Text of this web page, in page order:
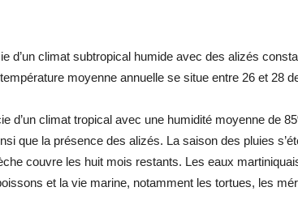
d’un climat subtropical humide avec des alizés
température moyenne annuelle se situe entre 26 et 28
d’un climat tropical avec une humidité moyenne de
que la présence des alizés. La saison des pluies
couvre les huit mois restants. Les eaux
et la vie marine, notamment les tortues, les